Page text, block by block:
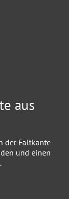
aus
der Faltkante
und einen